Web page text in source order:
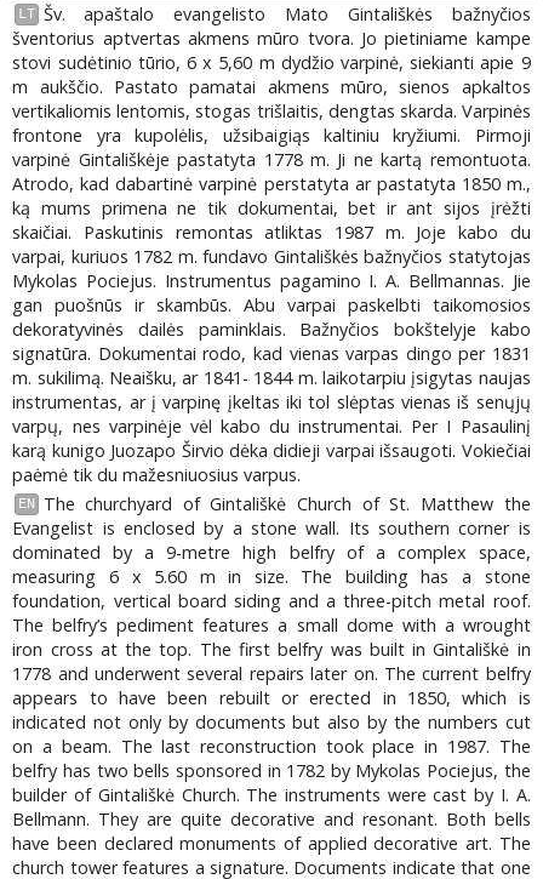
LT Šv. apaštalo evangelisto Mato Gintališkės bažnyčios
šventorius aptvertas akmens mūro tvora. Jo pietiniame kampe
stovi sudėtinio tūrio, 6 x 5,60 m dydžio varpinė, siekianti apie 9
m aukščio. Pastato pamatai akmens mūro, sienos apkaltos
vertikaliomis lentomis, stogas trišlaitis, dengtas skarda. Varpinės
frontone yra kupolėlis, užsibaigiąs kaltiniu kryžiumi. Pirmoji
varpinė Gintališkėje pastatyta 1778 m. Ji ne kartą remontuota.
Atrodo, kad dabartinė varpinė perstatyta ar pastatyta 1850 m.,
ką mums primena ne tik dokumentai, bet ir ant sijos įrėžti
skaičiai. Paskutinis remontas atliktas 1987 m. Joje kabo du
varpai, kuriuos 1782 m. fundavo Gintališkės bažnyčios statytojas
Mykolas Pociejus. Instrumentus pagamino I. A. Bellmannas. Jie
gan puošnūs ir skambūs. Abu varpai paskelbti taikomosios
dekoratyvinės dailės paminklais. Bažnyčios bokštelyje kabo
signatūra. Dokumentai rodo, kad vienas varpas dingo per 1831
m. sukilimą. Neaišku, ar 1841- 1844 m. laikotarpiu įsigytas naujas
instrumentas, ar į varpinę įkeltas iki tol slėptas vienas iš senųjų
varpų, nes varpinėje vėl kabo du instrumentai. Per I Pasaulinį
karą kunigo Juozapo Širvio dėka didieji varpai išsaugoti. Vokiečiai
paėmė tik du mažesniuosius varpus.
EN
The churchyard of Gintališkė Church of St. Matthew the
Evangelist is enclosed by a stone wall. Its southern corner is
dominated by a 9-metre high belfry of a complex space,
measuring 6 x 5.60 m in size. The building has a stone
foundation, vertical board siding and a three-pitch metal roof.
The belfry’s pediment features a small dome with a wrought
iron cross at the top. The first belfry was built in Gintališkė in
1778 and underwent several repairs later on. The current belfry
appears to have been rebuilt or erected in 1850, which is
indicated not only by documents but also by the numbers cut
on a beam. The last reconstruction took place in 1987. The
belfry has two bells sponsored in 1782 by Mykolas Pociejus, the
builder of Gintališkė Church. The instruments were cast by I. A.
Bellmann. They are quite decorative and resonant. Both bells
have been declared monuments of applied decorative art. The
church tower features a signature. Documents indicate that one